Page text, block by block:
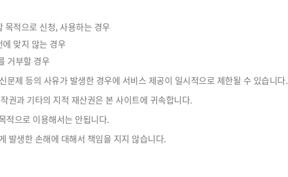
목적으로 신청, 사용하는 경우
맞지 않는 경우
거부할 경우
문제 등의 사유가 발생한 경우에 서비스 제공이 일시적으로 제한될 수 있습니다.
권과 기타의 지적 재산권은 본 사이트에 귀속합니다.
적으로 이용해서는 안됩니다.
발생한 손해에 대해서 책임을 지지 않습니다.